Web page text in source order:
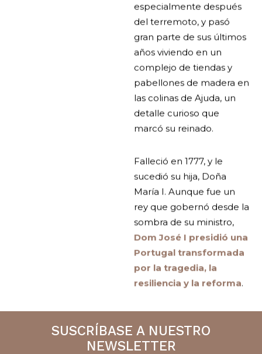
especialmente después
del terremoto, y pasó
gran parte de sus últimos
años viviendo en un
complejo de tiendas y
pabellones de madera en
las colinas de Ajuda, un
detalle curioso que
marcó su reinado.
Falleció en 1777, y le
sucedió su hija, Doña
María I. Aunque fue un
rey que gobernó desde la
sombra de su ministro,
Dom José I presidió una
Portugal transformada
por la tragedia, la
resiliencia y la reforma.
SUSCRÍBASE A NUESTRO
NEWSLETTER